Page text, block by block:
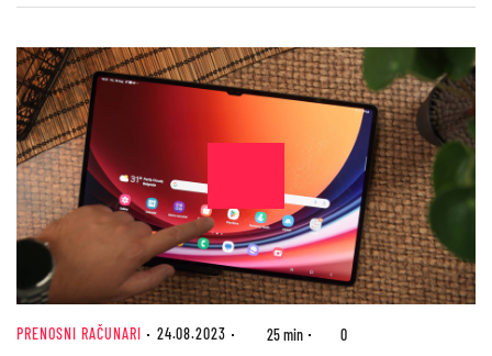
PRENOSNI RAČUNARI 24.08.2023 25 min 0